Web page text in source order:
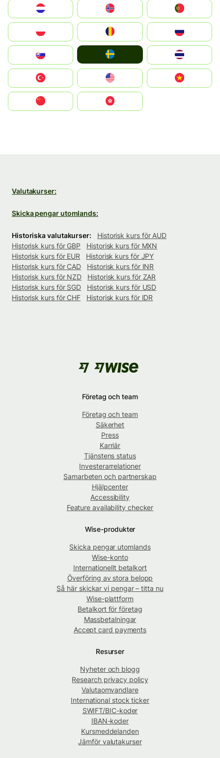
United States
中國香港特別行政區
Valutakurser:
Skicka pengar utomlands:
Historiska valutakurser:
Historisk kurs för AUD
Historisk kurs för GBP
Historisk kurs för MXN
Historisk kurs för EUR
Historisk kurs för JPY
Historisk kurs för CAD
Historisk kurs för INR
Historisk kurs för NZD
Historisk kurs för ZAR
Historisk kurs för SGD
Historisk kurs för USD
Historisk kurs för CHF
Historisk kurs för IDR
Företag och team
Företag och team
Säkerhet
Press
Karriär
Tjänstens status
Investerarrelationer
Samarbeten och partnerskap
Hjälpcenter
Accessibility
Feature availability checker
Wise-produkter
Skicka pengar utomlands
Wise-konto
Internationellt betalkort
Överföring av stora belopp
Så här skickar vi pengar – titta nu
Wise-plattform
Betalkort för företag
Massbetalningar
Accept card payments
Resurser
Nyheter och blogg
Research privacy policy
Valutaomvandlare
International stock ticker
SWIFT/BIC-koder
IBAN-koder
Kursmeddelanden
Jämför valutakurser